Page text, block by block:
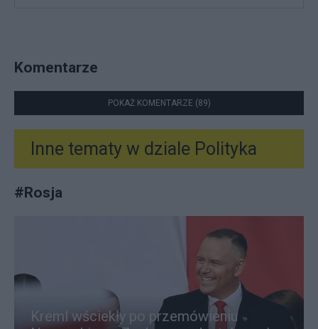
Komentarze
POKAŻ KOMENTARZE (89)
Inne tematy w dziale Polityka
#Rosja
Kreml wściekły po przemówieniu